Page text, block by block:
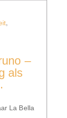
,
–
als
La Bella